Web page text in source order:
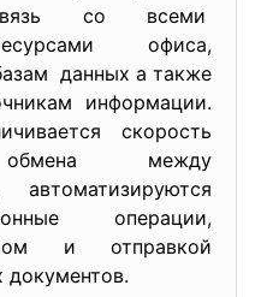
со всеми
офиса,
данных а также
информации.
скорость
обмена между
операции,
и отправкой
документов.